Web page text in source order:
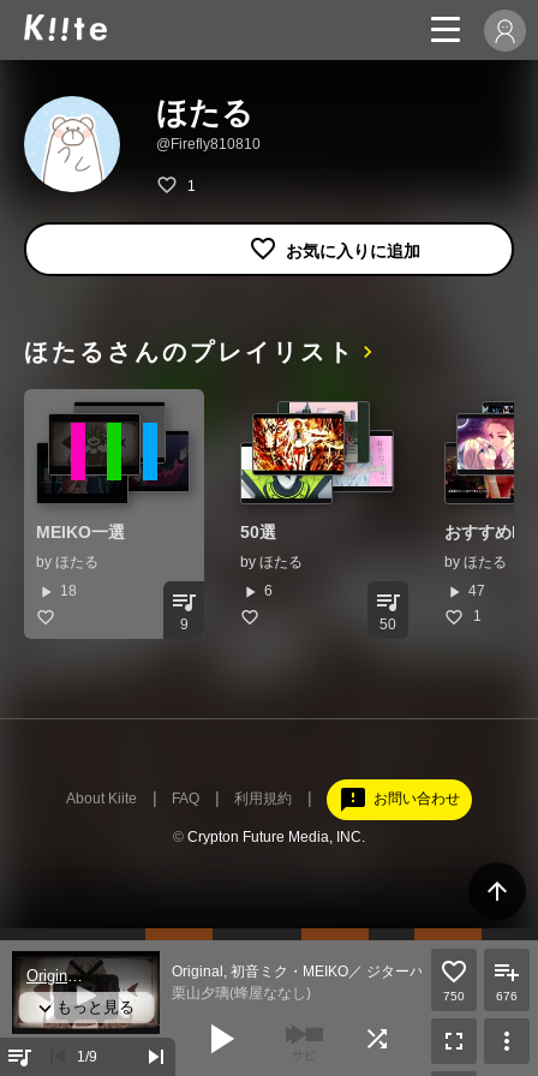
ほたる
@Firefly810810
1
ほたるさんのプレイリスト
MEIKO一選
by ほたる
play_arrow 18 queue_music
9
50選
by ほたる
play_arrow 6 queue_music
50
おすすめ
by ほたる
play_arrow 47
1
arrow_upward
About Kiite FAQ 利用規約 feedback お問い合わせ
© Crypton Future Media, INC.
queue_music 1 /9 skip_next
Original, 初音ミク・MEIKO／ ジターバグ
栗山夕璃(蜂屋ななし)
play_arrow サビ
shuffle
750 676
fullscreen more_vert